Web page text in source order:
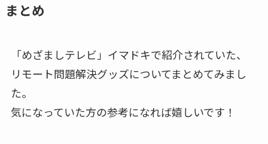
まとめ
「めざましテレビ」イマドキで紹介されていた、
リモート問題解決グッズについてまとめてみまし
た。
気になっていた方の参考になれば嬉しいです！